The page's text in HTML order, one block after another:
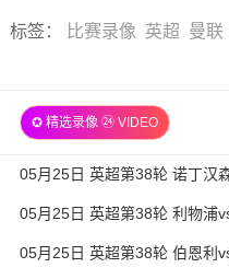
标签 ： 比赛录像 英超 曼联
✪ 精选录像 ㉔ VIDEO
05月25日 英超第38轮 诺丁汉
05月25日 英超第38轮 利物浦
05月25日 英超第38轮 伯恩利